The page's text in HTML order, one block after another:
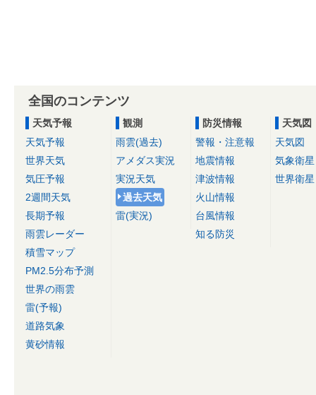
全国のコンテンツ
天気予報
天気予報
世界天気
気圧予報
2週間天気
長期予報
雨雲レーダー
積雪マップ
PM2.5分布予測
世界の雨雲
雷(予報)
道路気象
黄砂情報
観測
雨雲(過去)
アメダス実況
実況天気
過去天気
雷(実況)
防災情報
警報・注意報
地震情報
津波情報
火山情報
台風情報
知る防災
天気図
天気図
気象衛星
世界衛星